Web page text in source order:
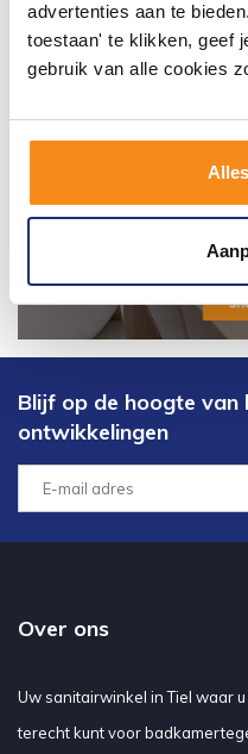
advertenties aan te
toestaan' te klikken, geef
gebruik van alle cookies
Blijf op de hoogte van
ontwikkelingen
Over ons
Uw sanitairwinkel in Tiel waar
terecht kunt voor